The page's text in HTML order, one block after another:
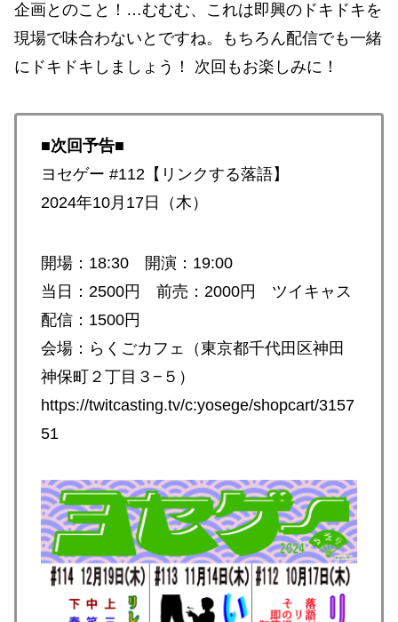
企画とのこと！…むむむ、これは即興のドキドキを
現場で味合わないとですね。もちろん配信でも一緒
にドキドキしましょう！ 次回もお楽しみに！
■次回予告■
ヨセゲー #112【リンクする落語】
2024年10月17日（木）
開場：18:30 開演：19:00
当日：2500円 前売：2000円 ツイキャス
配信：1500円
会場：らくごカフェ（東京都千代田区神田
神保町２丁目３−５）
https://twitcasting.tv/c:yosege/shopcart/3157
51